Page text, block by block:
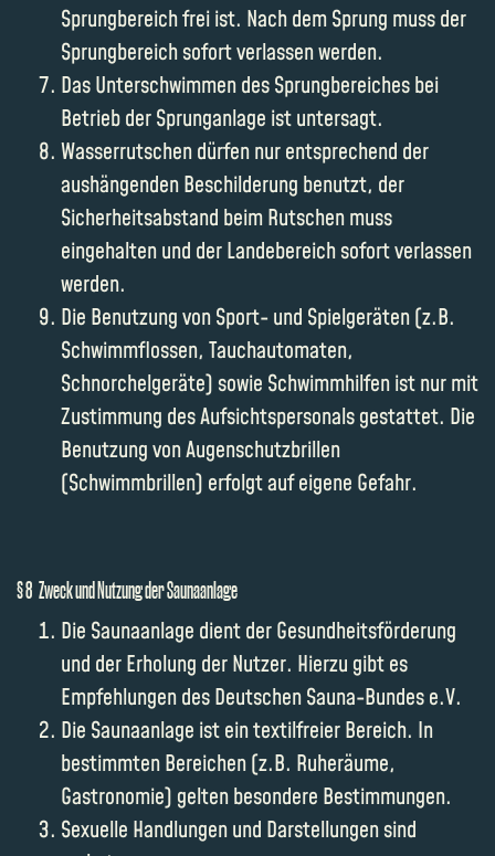
Sprungbereich frei ist. Nach dem Sprung muss der
Sprungbereich sofort verlassen werden.
Das Unterschwimmen des Sprungbereiches bei
Betrieb der Sprunganlage ist untersagt.
Wasserrutschen dürfen nur entsprechend der
aushängenden Beschilderung benutzt, der
Sicherheitsabstand beim Rutschen muss
eingehalten und der Landebereich sofort verlassen
werden.
Die Benutzung von Sport- und Spielgeräten (z.B.
Schwimmflossen, Tauchautomaten,
Schnorchelgeräte) sowie Schwimmhilfen ist nur mit
Zustimmung des Aufsichtspersonals gestattet. Die
Benutzung von Augenschutzbrillen
(Schwimmbrillen) erfolgt auf eigene Gefahr.
§ 8 Zweck und Nutzung der Saunaanlage
Die Saunaanlage dient der Gesundheitsförderung
und der Erholung der Nutzer. Hierzu gibt es
Empfehlungen des Deutschen Sauna-Bundes e.V.
Die Saunaanlage ist ein textilfreier Bereich. In
bestimmten Bereichen (z.B. Ruheräume,
Gastronomie) gelten besondere Bestimmungen.
Sexuelle Handlungen und Darstellungen sind